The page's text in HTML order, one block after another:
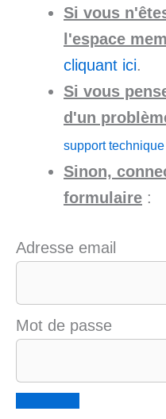
Si vous
l'espace
cliquant ici.
Si vous
d'un
support
Sinon,
formulaire :
Adresse email
Mot de passe